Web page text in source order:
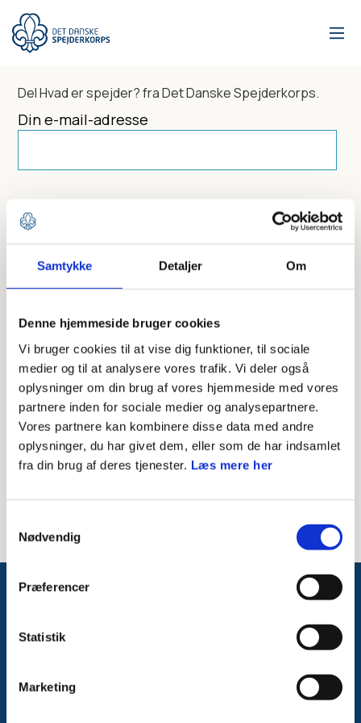
Samtykke Detaljer Om
Denne hjemmeside bruger cookies
Vi bruger cookies til at vise dig funktioner, til sociale
medier og til at analysere vores trafik. Vi deler også
oplysninger om din brug af vores hjemmeside med vores
partnere inden for sociale medier og analysepartnere.
Vores partnere kan kombinere disse data med andre
oplysninger, du har givet dem, eller som de har indsamlet
fra din brug af deres tjenester. Læs mere her
Nødvendig
Præferencer
Statistik
Marketing
hovedindhold
DelHvad er spejder?fra Det Danske Spejderkorps.
Din e-mail-adresse
Send til
Skriv modtagerens mailadresse
Besked til modtager